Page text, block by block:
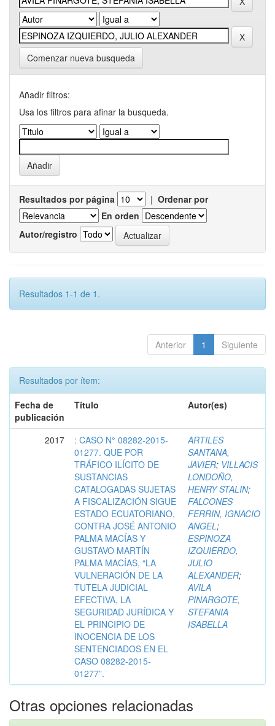
Comenzar nueva busqueda
Añadir filtros:
Usa los filtros para afinar la busqueda.
Resultados por página | Ordenar por
En orden
Autor/registro
Resultados 1-1 de 1.
Anterior 1 Siguiente
Resultados por ítem:
Fecha de
publicación
Título Autor(es)
2017
: CASO N° 08282-2015-
01277. QUE POR
TRÁFICO ILÍCITO DE
SUSTANCIAS
CATALOGADAS SUJETAS
A FISCALIZACIÓN SIGUE
ESTADO ECUATORIANO,
CONTRA JOSÉ ANTONIO
PALMA MACÍAS Y
GUSTAVO MARTÍN
PALMA MACÍAS, “LA
VULNERACIÓN DE LA
TUTELA JUDICIAL
EFECTIVA, LA
SEGURIDAD JURÍDICA Y
EL PRINCIPIO DE
INOCENCIA DE LOS
SENTENCIADOS EN EL
CASO 08282-2015-
01277”.
ARTILES
SANTANA,
JAVIER; VILLACIS
LONDOÑO,
HENRY STALIN;
FALCONES
FERRIN, IGNACIO
ANGEL;
ESPINOZA
IZQUIERDO,
JULIO
ALEXANDER;
AVILA
PINARGOTE,
STEFANIA
ISABELLA
Otras opciones relacionadas